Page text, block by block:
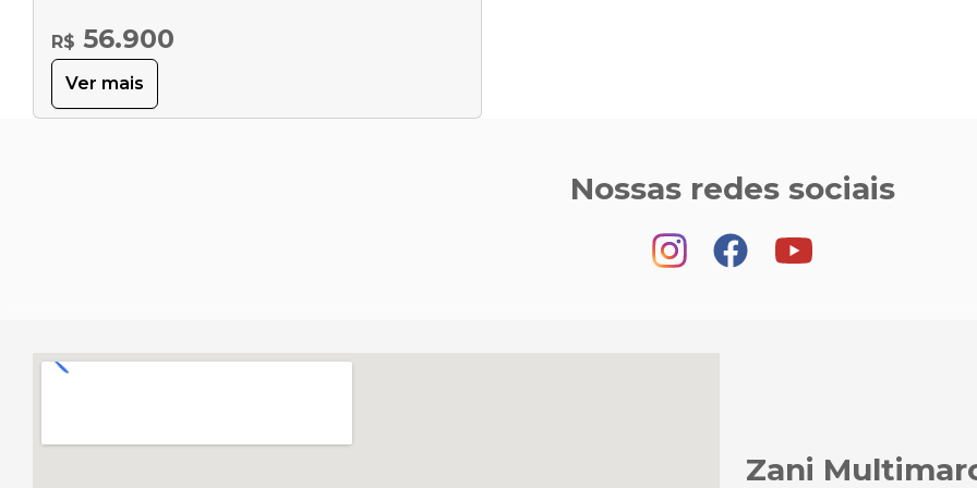
R$ 56.900
Ver mais
Nossas redes sociais
Zani